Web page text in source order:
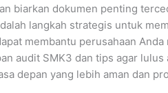
biarkan dokumen penting
langkah strategis untuk
membantu perusahaan
audit SMK3 dan tips agar
depan yang lebih aman dan